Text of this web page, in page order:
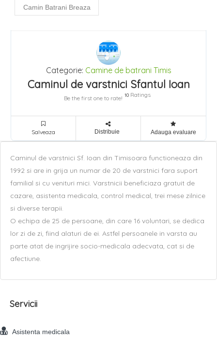
Camin Batrani Breaza
Categorie: Camine de batrani Timis
Caminul de varstnici Sfantul Ioan
Be the first one to rate! 10Ratings
Salveaza Distribuie Adauga evaluare
Caminul de varstnici Sf. Ioan din Timisoara functioneaza din
1992 si are in grija un numar de 20 de varstnici fara suport
familial si cu venituri mici. Varstnicii beneficiaza gratuit de
cazare, asistenta medicala, control medical, trei mese zilnice
si diverse terapii.
O echipa de 25 de persoane, din care 16 voluntari, se dedica
lor zi de zi, fiind alaturi de ei. Astfel persoanele in varsta au
parte atat de ingrijire socio-medicala adecvata, cat si de
afectiune.
Servicii
Asistenta medicala